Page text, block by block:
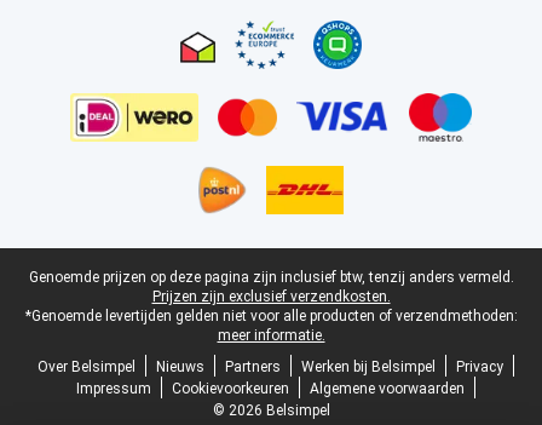
Juridische voettekst
Genoemde prijzen op deze pagina zijn inclusief btw, tenzij anders vermeld.
Prijzen zijn exclusief verzendkosten.
*Genoemde levertijden gelden niet voor alle producten of verzendmethoden:
meer informatie.
Over Belsimpel
Nieuws Partners Werken bij Belsimpel
Privacy
Impressum
Cookievoorkeuren
Algemene voorwaarden
© 2026 Belsimpel